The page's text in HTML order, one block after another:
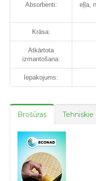
Absorbenti:
eļļa,
Krāsa:
Atkārtota
izmantošana:
Iepakojums:
Brošūras Tehniskie